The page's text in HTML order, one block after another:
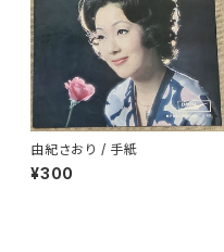
由紀さおり / 手紙
¥300